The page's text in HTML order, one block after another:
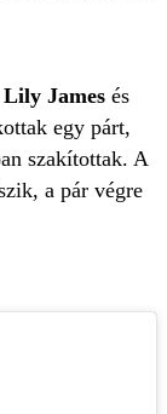
Lily James és
egy párt,
szakítottak. A
a pár végre